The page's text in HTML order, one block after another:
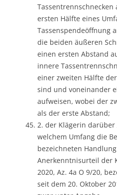
ersten Hälfte eines
Tassenspendeöffnung
die beiden äußeren
einen ersten Abstand
innere
einer zweiten Hälfte
sind und voneinander
aufweisen, wobei der
als der erste Abstand;
2. der Klägerin
welchem Umfang die
bezeichneten
Anerkenntnisurteil der
2020, Az. 4a O 9/20,
seit dem 20. Oktober